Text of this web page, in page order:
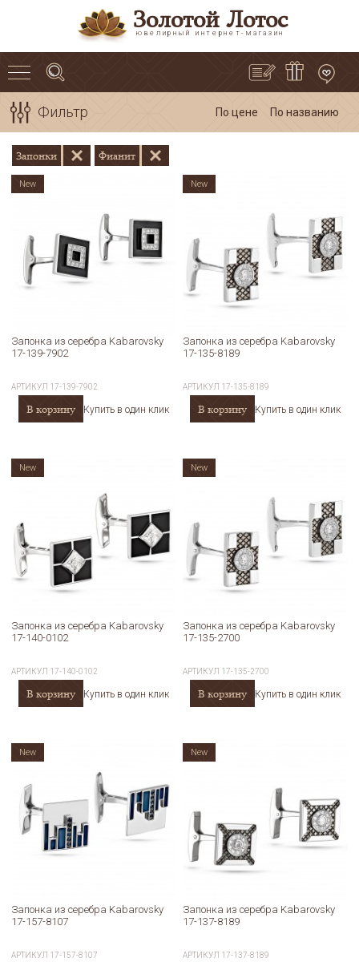
Золотой Лотос
ювелирный интернет-магазин
Фильтр По цене По названию
Запонки Фианит
Запонка из серебра Kabarovsky
17-139-7902
АРТИКУЛ 17-139-7902
В корзину Купить в один клик
New
Запонка из серебра Kabarovsky
17-135-8189
АРТИКУЛ 17-135-8189
В корзину Купить в один клик
New
Запонка из серебра Kabarovsky
17-140-0102
АРТИКУЛ 17-140-0102
В корзину Купить в один клик
New
Запонка из серебра Kabarovsky
17-135-2700
АРТИКУЛ 17-135-2700
В корзину Купить в один клик
New
Запонка из серебра Kabarovsky
17-157-8107
АРТИКУЛ 17-157-8107
New
Запонка из серебра Kabarovsky
17-137-8189
АРТИКУЛ 17-137-8189
New